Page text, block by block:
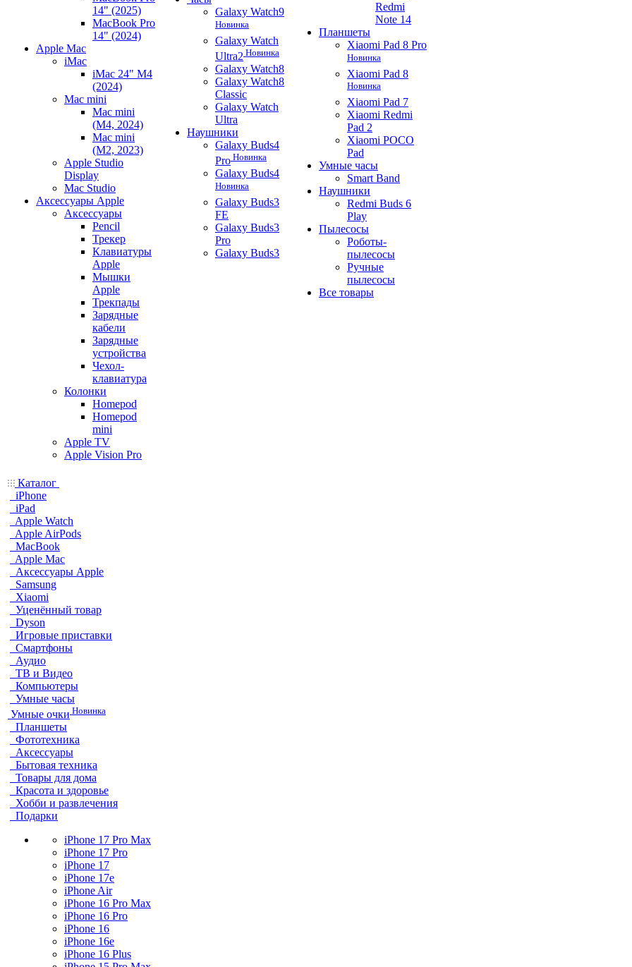
14" (2025)
MacBook Pro
14" (2024)
Apple Mac
iMac
iMac 24" M4
(2024)
Mac mini
Mac mini
(M4, 2024)
Mac mini
(M2, 2023)
Apple Studio
Display
Mac Studio
Аксессуары Apple
Аксессуары
Pencil
Трекер
Клавиатуры
Apple
Мышки
Apple
Трекпады
Зарядные
кабели
Зарядные
устройства
Чехол-
клавиатура
Колонки
Homepod
Homepod
mini
Apple TV
Apple Vision Pro
Galaxy Watch9
Новинка
Galaxy Watch
Ultra2 Новинка
Galaxy Watch8
Galaxy Watch8
Classic
Galaxy Watch
Ultra
Наушники
Galaxy Buds4
Pro Новинка
Galaxy Buds4
Новинка
Galaxy Buds3
FE
Galaxy Buds3
Pro
Galaxy Buds3
Redmi
Note 14
Планшеты
Xiaomi Pad 8 Pro
Новинка
Xiaomi Pad 8
Новинка
Xiaomi Pad 7
Xiaomi Redmi
Pad 2
Xiaomi POCO
Pad
Умные часы
Smart Band
Наушники
Redmi Buds 6
Play
Пылесосы
Роботы-
пылесосы
Ручные
пылесосы
Все товары
Каталог
iPhone
iPad
Apple Watch
Apple AirPods
MacBook
Apple Mac
Аксессуары Apple
Samsung
Xiaomi
Уценённый товар
Dyson
Игровые приставки
Смартфоны
Аудио
ТВ и Видео
Компьютеры
Умные часы
Умные очки Новинка
Планшеты
Фототехника
Аксессуары
Бытовая техника
Товары для дома
Красота и здоровье
Хобби и развлечения
Подарки
iPhone 17 Pro Max
iPhone 17 Pro
iPhone 17
iPhone 17e
iPhone Air
iPhone 16 Pro Max
iPhone 16 Pro
iPhone 16
iPhone 16e
iPhone 16 Plus